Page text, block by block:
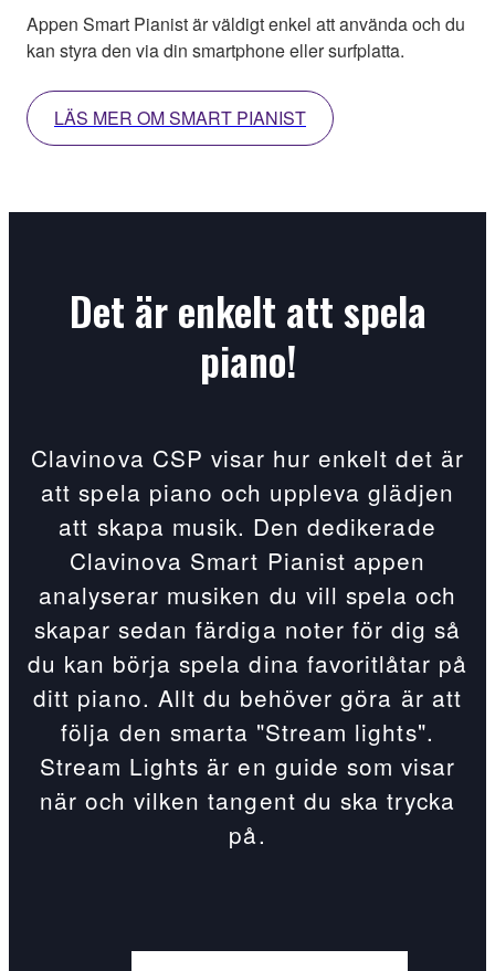
Appen Smart Pianist är väldigt enkel att använda och du
kan styra den via din smartphone eller surfplatta.
LÄS MER OM SMART PIANIST
Det är enkelt att spela
piano!
Clavinova CSP visar hur enkelt det är
att spela piano och uppleva glädjen
att skapa musik. Den dedikerade
Clavinova Smart Pianist appen
analyserar musiken du vill spela och
skapar sedan färdiga noter för dig så
du kan börja spela dina favoritlåtar på
ditt piano. Allt du behöver göra är att
följa den smarta "Stream lights".
Stream Lights är en guide som visar
när och vilken tangent du ska trycka
på.